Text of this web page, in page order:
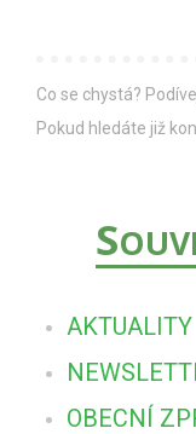
Co se chystá?
Pokud hledáte již
S
AKTUALITY
OBECNÍ